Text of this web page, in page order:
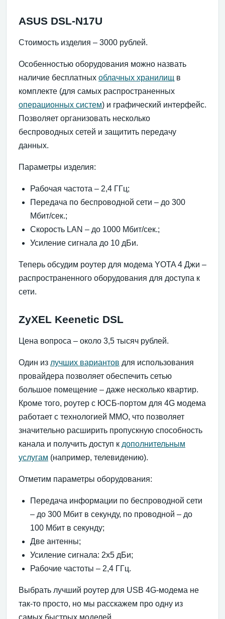
ASUS DSL-N17U
Стоимость изделия – 3000 рублей.
Особенностью оборудования можно назвать
наличие бесплатных облачных хранилищ в
комплекте (для самых распространенных
операционных систем) и графический интерфейс.
Позволяет организовать несколько
беспроводных сетей и защитить передачу
данных.
Параметры изделия:
Рабочая частота – 2,4 ГГц;
Передача по беспроводной сети – до 300
Мбит/сек.;
Скорость LAN – до 1000 Мбит/сек.;
Усиление сигнала до 10 дБи.
Теперь обсудим роутер для модема YOTA 4 Джи –
распространенного оборудования для доступа к
сети.
ZyXEL Keenetic DSL
Цена вопроса – около 3,5 тысяч рублей.
Один из лучших вариантов для использования
провайдера позволяет обеспечить сетью
большое помещение – даже несколько квартир.
Кроме того, роутер с ЮСБ-портом для 4G модема
работает с технологией ММО, что позволяет
значительно расширить пропускную способность
канала и получить доступ к дополнительным
услугам (например, телевидению).
Отметим параметры оборудования:
Передача информации по беспроводной сети
– до 300 Мбит в секунду, по проводной – до
100 Мбит в секунду;
Две антенны;
Усиление сигнала: 2х5 дБи;
Рабочие частоты – 2,4 ГГц.
Выбрать лучший роутер для USB 4G-модема не
так-то просто, но мы расскажем про одну из
самых быстрых моделей.